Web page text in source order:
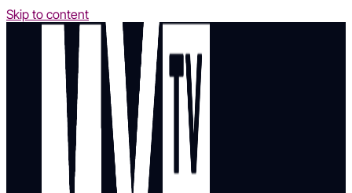
Skip to content